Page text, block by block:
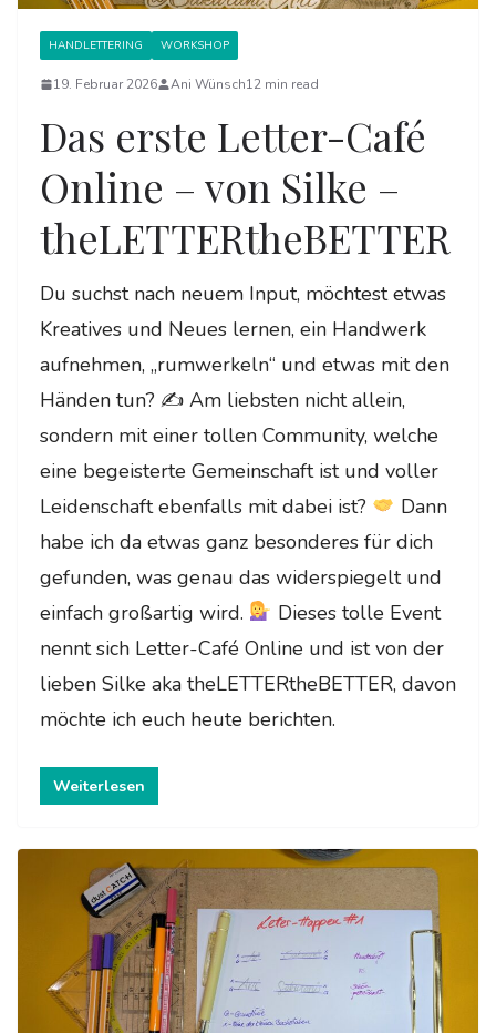
HANDLETTERING WORKSHOP
19. Februar 2026 Ani Wünsch12 min read
Das erste Letter-Café
Online – von Silke –
theLETTERtheBETTER
Du suchst nach neuem Input, möchtest etwas
Kreatives und Neues lernen, ein Handwerk
aufnehmen, „rumwerkeln“ und etwas mit den
Händen tun? ✍ Am liebsten nicht allein,
sondern mit einer tollen Community, welche
eine begeisterte Gemeinschaft ist und voller
Leidenschaft ebenfalls mit dabei ist?
Dann
habe ich da etwas ganz besonderes für dich
gefunden, was genau das widerspiegelt und
einfach großartig wird.
Dieses tolle Event
nennt sich Letter-Café Online und ist von der
lieben Silke aka theLETTERtheBETTER, davon
möchte ich euch heute berichten.
Weiterlesen